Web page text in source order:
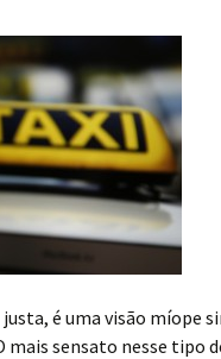
é uma visão míope
sensato nesse tipo